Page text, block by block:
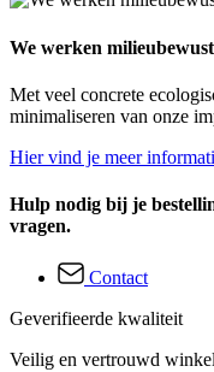
We werken
Met veel concrete
minimaliseren van onze
Hier vind je meer
Hulp nodig bij je
vragen.
Contact
Geverifieerde kwaliteit
Veilig en vertrouwd